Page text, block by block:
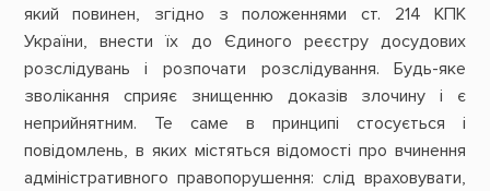
який повинен, згідно з положеннями ст. 214 КПК
України, внести їх до Єдиного реєстру досудових
розслідувань і розпочати розслідування. Будь-яке
зволікання сприяє знищенню доказів злочину і є
неприйнятним. Те саме в принципі стосується і
повідомлень, в яких містяться відомості про вчинення
адміністративного правопорушення: слід враховувати,